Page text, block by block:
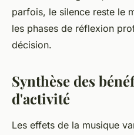
parfois, le silence reste le
les phases de réflexion
décision.
Synthèse des
d'activité
Les effets de la musique